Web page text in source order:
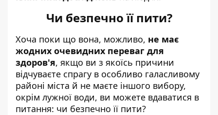
Чи безпечно її пити?
Хоча поки що вона, можливо, не має
жодних очевидних переваг для
здоров'я, якщо ви з якоїсь причини
відчуваєте спрагу в особливо галасливому
районі міста й не маєте іншого вибору,
окрім лужної води, ви можете вдаватися в
питання: чи безпечно її пити?